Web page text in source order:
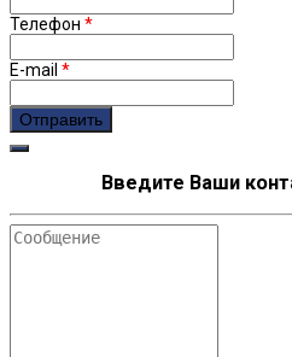
Телефон *
E-mail *
Введите Ваши
Сообщение